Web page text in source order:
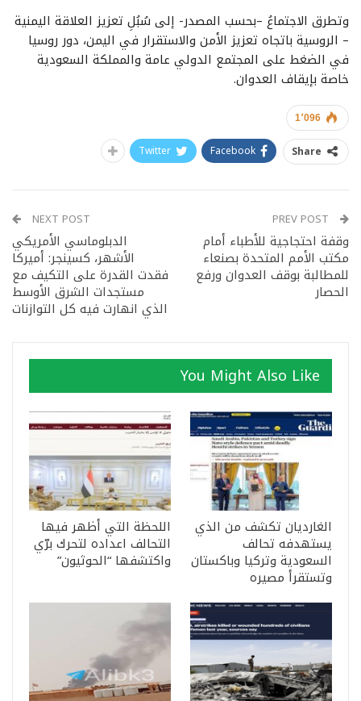
وتطرق الاجتماعُ –بحسب المصدر- إلى سُبُلِ تعزيز العلاقة اليمنية
– الروسية باتجاه تعزيز الأمن والاستقرار في اليمن، دور روسيا
في الضغط على المجتمع الدولي عامة والمملكة السعودية
خاصة بإيقاف العدوان.
1٬096
Share
Facebook
Twitter
وقفة احتجاجية للأطباء أمام
مكتب الأمم المتحدة بصنعاء
للمطالبة بوقف العدوان ورفع
الحصار
NEXT POST
الدبلوماسي الأمريكي
الأشهر، كسينجر: أميركا
فقدت القدرة على التكيف مع
مستجدات الشرق الأوسط
الذي انهارت فيه كل التوازنات
You Might Also Like
الغارديان تكشف من الذي
يستهدفه تحالف
السعودية وتركيا وباكستان
وتستقرأ مصيره
اللحظة التي أظهر فيها
التحالف اعداده لتحرك برّي
واكتشفها “الحوثيون”